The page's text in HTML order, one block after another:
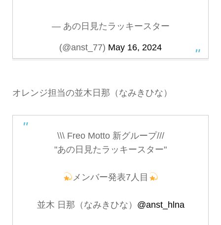
— あの日見たラッキースター
(@anst_77) May 16, 2024
オレンジ担当の並木日那（なみきひな）
\\\ Freo Motto 新グループ///
"あの日見たラッキースター"
メンバー発表7人目
並木 日那（なみきひな） @anst_hlna